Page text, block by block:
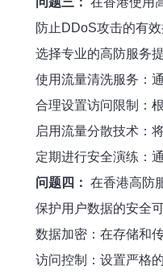
防止DDoS攻击的有效
选择专业的高防服务
使用流量清洗服务：
合理设置访问限制：
启用流量分散技术：
定期进行安全演练：
问题四： 在香港高防
保护用户数据的安全
数据加密：在存储和
访问控制：设置严格